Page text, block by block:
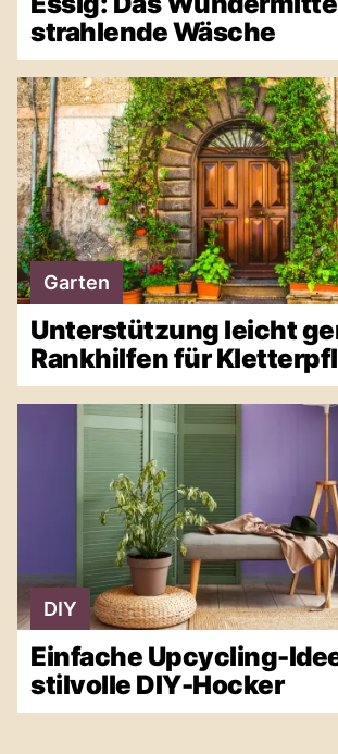
strahlende Wäsche
Garten
Unterstützung leicht
Rankhilfen für
DIY
Einfache Upcycling-
stilvolle DIY-Hocker